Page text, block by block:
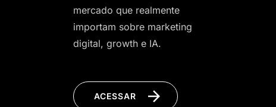
mercado que realmente
importam sobre marketing
digital, growth e IA.
ACESSAR